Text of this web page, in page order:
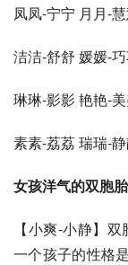
凤凤-宁宁 月月-
洁洁-舒舒 媛媛-
琳琳-影影 艳艳-
素素-荔荔 瑞瑞-
女孩洋气的双胞
【小爽-小静】
一个孩子的性格